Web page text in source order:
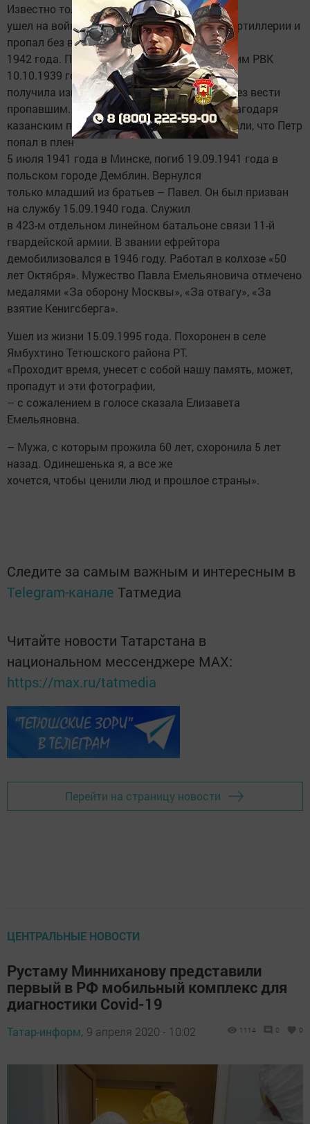
Известно только, что Василий
ушел на войну в июле 1941 года, служил в артиллерии и
пропал без вести в феврале
1942 года. Петр был мобилизован Тетюшским РВК
10.10.1939 года. Летом 1941 года семья
получила известие о том, что он числится без вести
пропавшим. Только спустя многие годы, благодаря
казанским поисковикам, родственники узнали, что Петр
попал в плен
5 июля 1941 года в Минске, погиб 19.09.1941 года в
польском городе Демблин. Вернулся
только младший из братьев – Павел. Он был призван
на службу 15.09.1940 года. Служил
в 423-м отдельном линейном батальоне связи 11-й
гвардейской армии. В звании ефрейтора
демобилизовался в 1946 году. Работал в колхозе «50
лет Октября». Мужество Павла Емельяновича отмечено
медалями «За оборону Москвы», «За отвагу», «За
взятие Кенигсберга».
Ушел из жизни 15.09.1995 года. Похоронен в селе
Ямбухтино Тетюшского района РТ.
«Проходит время, унесет с собой нашу память, может,
пропадут и эти фотографии,
– с сожалением в голосе сказала Елизавета
Емельяновна.
– Мужа, с которым прожила 60 лет, схоронила 5 лет
назад. Одинешенька я, а все же
хочется, чтобы ценили люд и прошлое страны».
Следите за самым важным и интересным в
Telegram-канале Татмедиа
Читайте новости Татарстана в
национальном мессенджере MАХ:
https://max.ru/tatmedia
Перейти на страницу новости
ЦЕНТРАЛЬНЫЕ НОВОСТИ
Рустаму Минниханову представили
первый в РФ мобильный комплекс для
диагностики Covid-19
Татар-информ, 9 апреля 2020 - 10:02 1114 0 0